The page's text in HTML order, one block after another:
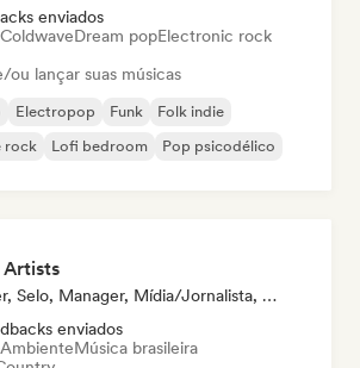
enviados
ColdwaveDream popElectronic rock
ou lançar suas músicas
Electropop Funk
Folk indie
rock Lofi bedroom Pop psicodélico
Artists
Booker, Selo, Manager, Mídia/Jornalista, Mentor, Playlist
enviados
AmbienteMúsica brasileira